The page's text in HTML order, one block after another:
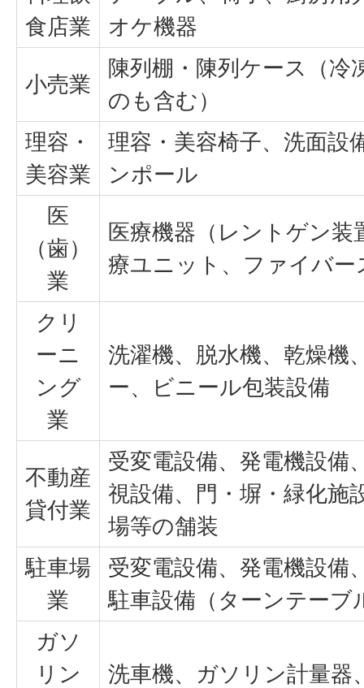
食店業
オケ機器
小売業
陳列棚・陳列ケース（冷
のも含む）
理容・
美容業
理容・美容椅子、洗面設
ンポール
医
（歯）
業
医療機器（レントゲン装
療ユニット、ファイバー
クリ
ーニ
ング
業
洗濯機、脱水機、乾燥機
ー、ビニール包装設備
不動産
貸付業
受変電設備、発電機設備
視設備、門・塀・緑化施
場等の舗装
駐車場
業
受変電設備、発電機設備
駐車設備（ターンテーブ
ガソ
リン
洗車機、ガソリン計量器